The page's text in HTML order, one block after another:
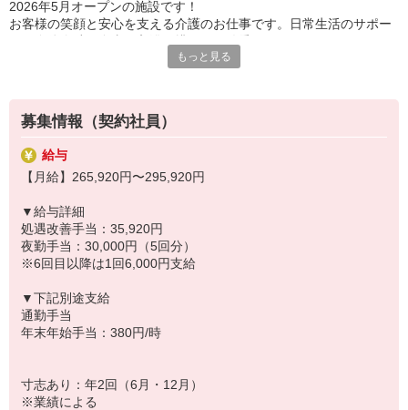
2026年5月オープンの施設です！
お客様の笑顔と安心を支える介護のお仕事です。日常生活のサポー
エーションの企画・実施、ご利用報告などの書類作成、送迎業務な
◆成果に応じた特別報酬
施設運営への貢献やチームワーク、売上への寄与など多角的に日々
の努力を評価し、賞与とは別に特別報酬を支給します。「目に見え
る評価」でやりがいを感じながら、仕事へのモチベーションを高め
性を広げてみませんか。
◆充実した研修制度
現場経験の有無を問わず、全スタッフが成長できるよう多彩な研修
オーダーメイド研修など多岐に渡ります。経験者の方はもちろん、
未経験の方も着実に知識と技術が身につき、自信を持って活躍でき
る環境です。
もっと見る
募集情報（契約社員）
給与
【月給】265,920円〜295,920円
▼給与詳細
処遇改善手当：35,920円
夜勤手当：30,000円（5回分）
※6回目以降は1回6,000円支給
▼下記別途支給
通勤手当
年末年始手当：380円/時
寸志あり：年2回（6月・12月）
※業績による